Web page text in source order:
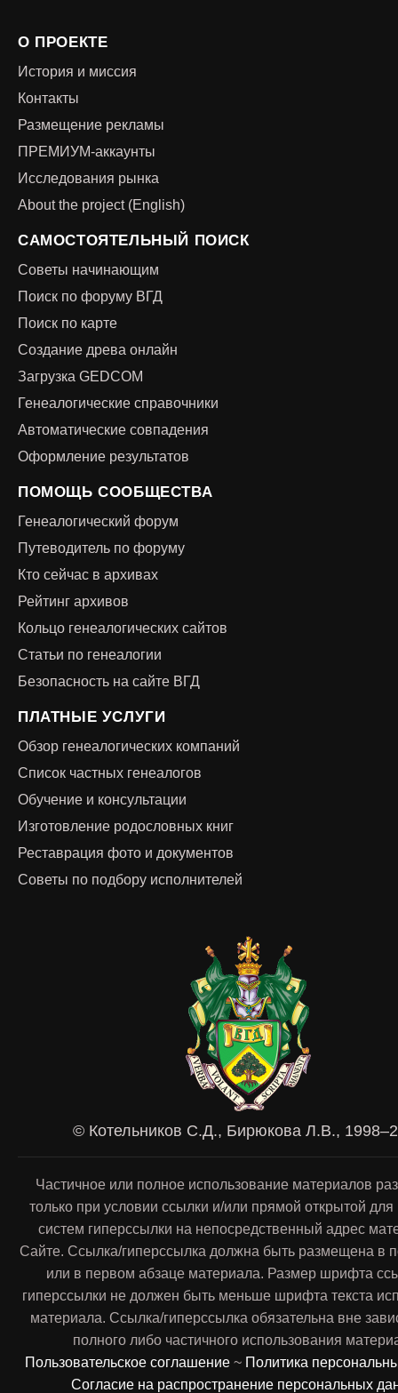
О ПРОЕКТЕ
История и миссия
Контакты
Размещение рекламы
ПРЕМИУМ-аккаунты
Исследования рынка
About the project (English)
САМОСТОЯТЕЛЬНЫЙ ПОИСК
Советы начинающим
Поиск по форуму ВГД
Поиск по карте
Создание древа онлайн
Загрузка GEDCOM
Генеалогические справочники
Автоматические совпадения
Оформление результатов
ПОМОЩЬ СООБЩЕСТВА
Генеалогический форум
Путеводитель по форуму
Кто сейчас в архивах
Рейтинг архивов
Кольцо генеалогических сайтов
Статьи по генеалогии
Безопасность на сайте ВГД
ПЛАТНЫЕ УСЛУГИ
Обзор генеалогических компаний
Список частных генеалогов
Обучение и консультации
Изготовление родословных книг
Реставрация фото и документов
Советы по подбору исполнителей
© Котельников С.Д., Бирюкова Л.В.,
Частичное или полное использование материалов
только при условии ссылки и/или прямой открытой
систем гиперссылки на непосредственный адрес
Сайте. Ссылка/гиперссылка должна быть размещена в
или в первом абзаце материала. Размер шрифта
гиперссылки не должен быть меньше шрифта текста
материала. Ссылка/гиперссылка обязательна вне
полного либо частичного использования
Пользовательское соглашение ~ Политика
Согласие на распространение персональных